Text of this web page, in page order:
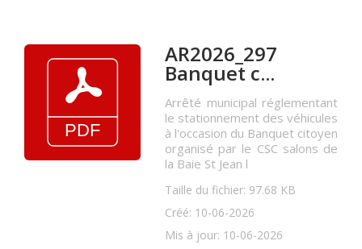
AR2026_297
Banquet c...
Arrêté municipal réglementant
le stationnement des véhicules
à l'occasion du Banquet citoyen
organisé par le CSC salons de
la Baie St Jean l
Taille du fichier: 97.68 KB
Créé: 10-06-2026
Mis à jour: 10-06-2026